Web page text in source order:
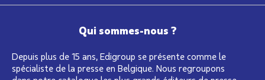
Qui sommes-nous ?
Depuis plus de 15 ans, Edigroup se présente comme le
spécialiste de la presse en Belgique. Nous regroupons